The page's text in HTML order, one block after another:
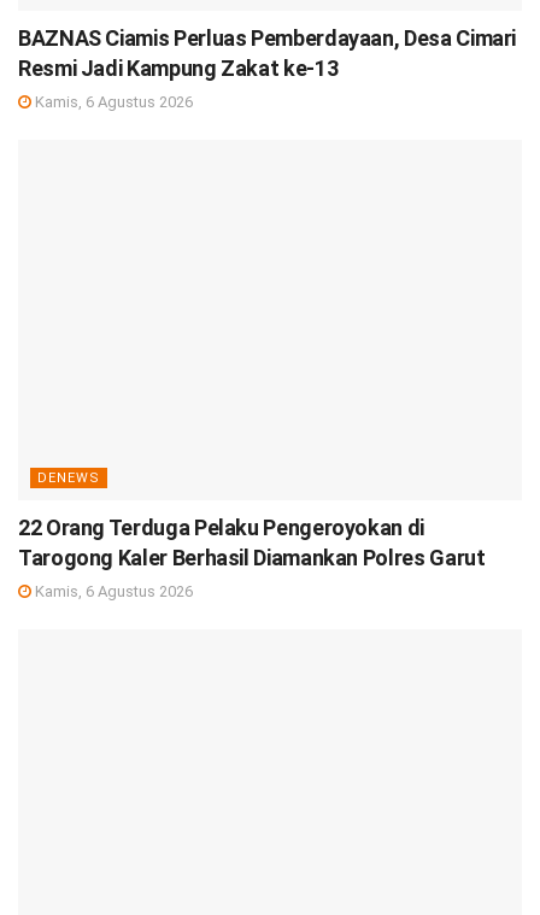
BAZNAS Ciamis Perluas Pemberdayaan, Desa Cimari
Resmi Jadi Kampung Zakat ke-13
Kamis, 6 Agustus 2026
DENEWS
22 Orang Terduga Pelaku Pengeroyokan di
Tarogong Kaler Berhasil Diamankan Polres Garut
Kamis, 6 Agustus 2026